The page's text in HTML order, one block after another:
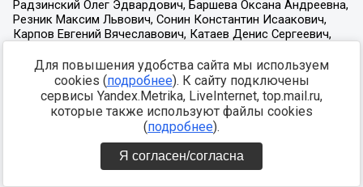
Для повышения удобства сайта мы используем
cookies (подробнее). К сайту подключены
сервисы Yandex.Metrika, LiveInternet, top.mail.ru,
которые также используют файлы cookies
(подробнее).
Я согласен/согласна